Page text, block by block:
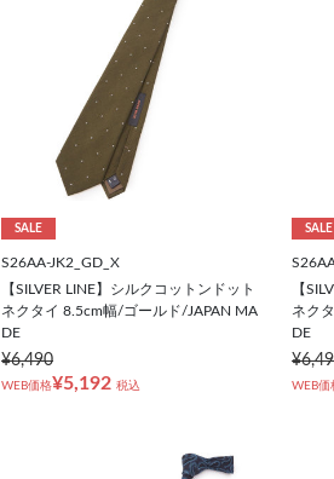
SALE
S26AA-JK2_GD_X
【SILVER LINE】シルクコットンドット
ネクタイ 8.5cm幅/ゴールド/JAPAN MA
DE
¥6,490
WEB価格¥5,192 税込
SALE
【
ネク
DE
WEB価